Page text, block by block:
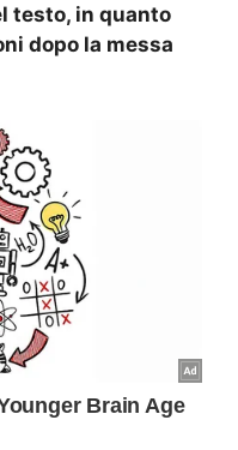
testo, in quanto
dopo la messa